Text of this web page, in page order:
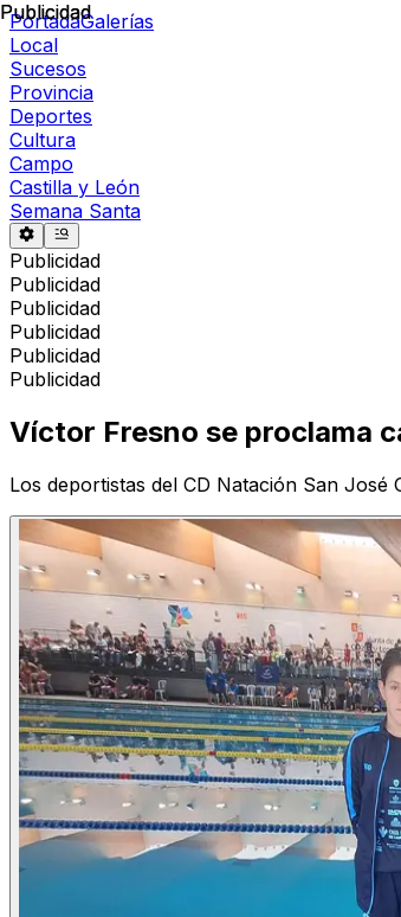
PortadaGalerías
Local
Sucesos
Provincia
Deportes
Cultura
Campo
Castilla y León
Semana Santa
Publicidad
Publicidad
Publicidad
Publicidad
Publicidad
Publicidad
Publicidad
Víctor Fresno se proclama
Los deportistas del CD Natación San
Publicidad